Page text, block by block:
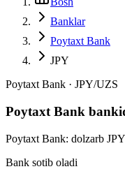
Banklar
Poytaxt Bank
JPY
Poytaxt Bank · JPY/UZS
Poytaxt Bank
Poytaxt Bank: dolzarb
Bank sotib oladi